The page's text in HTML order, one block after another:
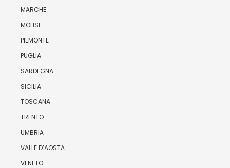
MARCHE
MOLISE
PIEMONTE
PUGLIA
SARDEGNA
SICILIA
TOSCANA
TRENTO
UMBRIA
VALLE D’AOSTA
VENETO